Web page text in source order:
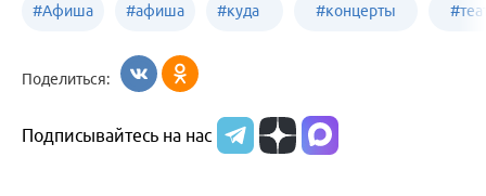
#Афиша #афиша
Бийск
#куда
Бийске
#концерты #
Поделиться:
Подписывайтесь на нас